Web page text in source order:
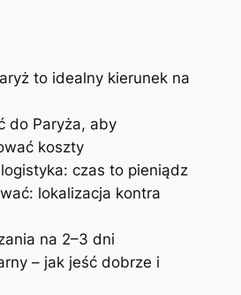
to idealny kierunek na
do Paryża, aby
koszty
czas to pieniądz
lokalizacja kontra
na 2–3 dni
– jak jeść dobrze i